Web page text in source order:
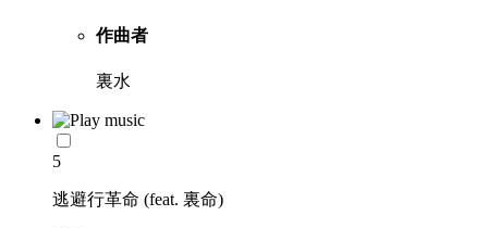
作曲者
裏水
5
逃避行革命 (feat. 裏命)